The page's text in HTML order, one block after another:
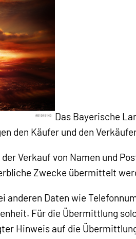
Das Bayerische
den Käufer und den
Verkauf von Namen und
Zwecke übermittelt
anderen Daten wie
Für die Übermittlung
Hinweis auf die